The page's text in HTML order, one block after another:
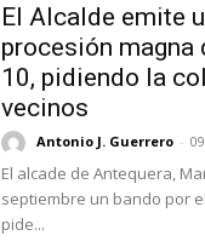
El Alcalde emite
procesión magna
10, pidiendo la
vecinos
Antonio J. Guerrero -
El alcade de Antequera,
septiembre un bando por
pide...